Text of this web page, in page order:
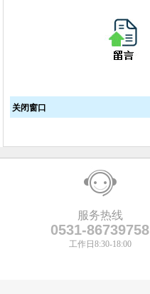
关闭窗口
服务热线
0531-86739758
工作日8:30-18:00